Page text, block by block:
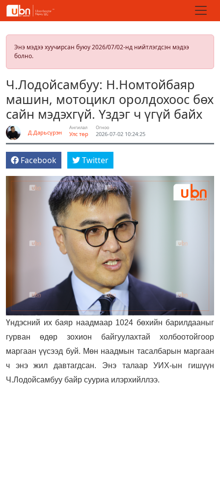
Энэ мэдээ хуучирсан буюу 2026/07/02-нд нийтлэгдсэн мэдээ
болно.
Ч.Лодойсамбуу: Н.Номтойбаяр
машин, мотоцикл оролдохоос бөх
сайн мэдэхгүй. Үздэг ч үгүй байх
Д.Дарьсүрэн
Ангилал
Улс төр
Огноо
2026-07-02 10:24:25
Facebook Twitter
Үндэсний их баяр наадмаар 1024 бөхийн барилдааныг
гурван өдөр зохион байгуулахтай холбоотойгоор
маргаан үүсээд буй. Мөн наадмын тасалбарын маргаан
ч энэ жил давтагдсан. Энэ талаар УИХ-ын гишүүн
Ч.Лодойсамбуу байр сууриа илэрхийллээ.